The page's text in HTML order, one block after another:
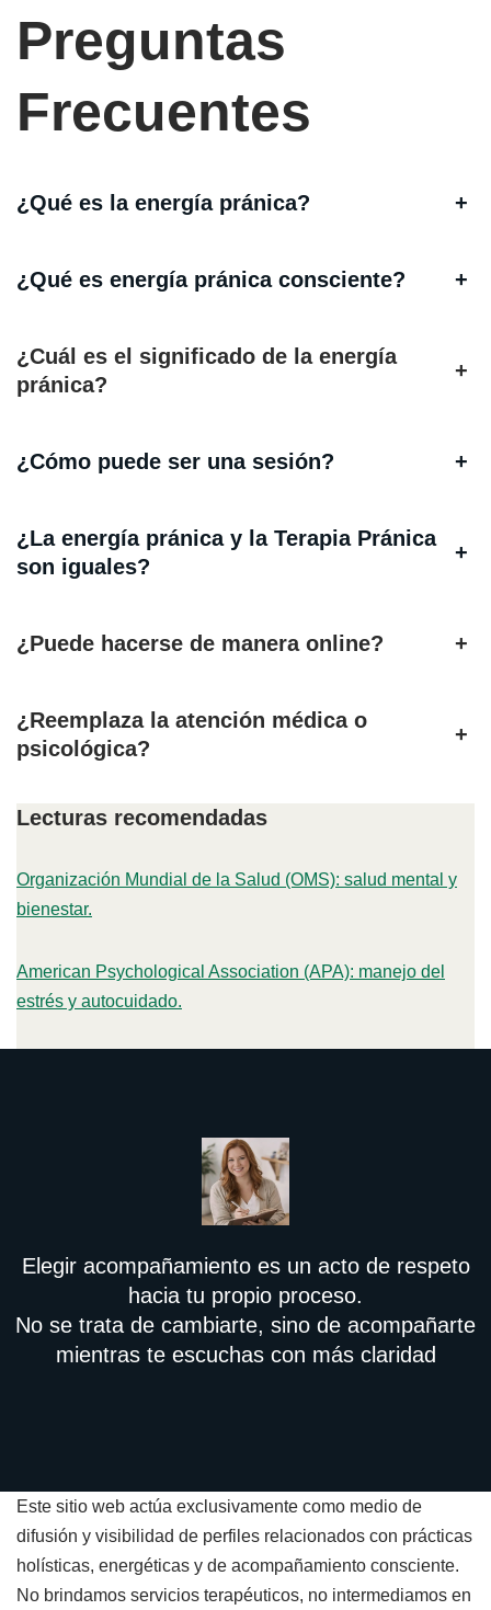
Preguntas
Frecuentes
¿Qué es la energía pránica? +
¿Qué es energía pránica consciente? +
¿Cuál es el significado de la energía
pránica?
+
¿Cómo puede ser una sesión? +
¿La energía pránica y la Terapia Pránica
son iguales?
+
¿Puede hacerse de manera online? +
¿Reemplaza la atención médica o
psicológica?
+
Lecturas recomendadas
Organización Mundial de la Salud (OMS): salud mental y
bienestar.
American Psychological Association (APA): manejo del
estrés y autocuidado.
Elegir acompañamiento es un acto de respeto
hacia tu propio proceso.
No se trata de cambiarte, sino de acompañarte
mientras te escuchas con más claridad
Este sitio web actúa exclusivamente como medio de
difusión y visibilidad de perfiles relacionados con prácticas
holísticas, energéticas y de acompañamiento consciente.
No brindamos servicios terapéuticos, no intermediamos en